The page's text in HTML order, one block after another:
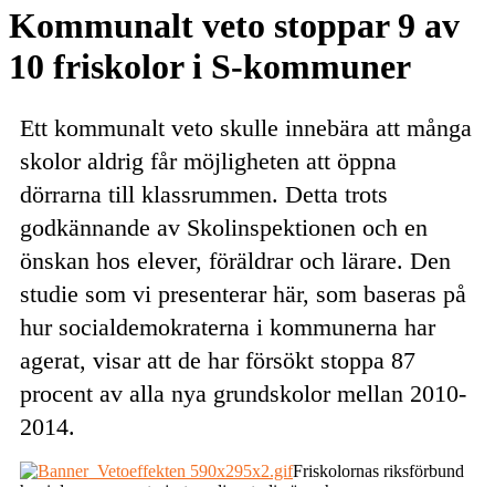
Kommunalt veto stoppar 9 av
10 friskolor i S-kommuner
Ett kommunalt veto skulle innebära att många
skolor aldrig får möjligheten att öppna
dörrarna till klassrummen. Detta trots
godkännande av Skolinspektionen och en
önskan hos elever, föräldrar och lärare. Den
studie som vi presenterar här, som baseras på
hur socialdemokraterna i kommunerna har
agerat, visar att de har försökt stoppa 87
procent av alla nya grundskolor mellan 2010-
2014.
Friskolornas riksförbund